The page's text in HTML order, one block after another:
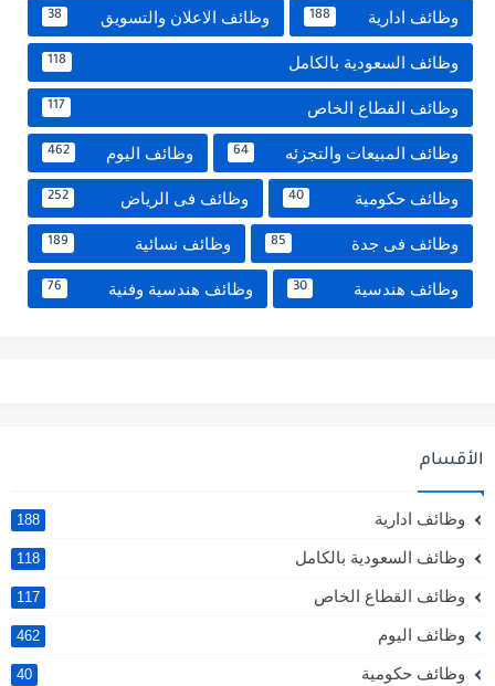
وظائف ادارية 188 وظائف الاعلان والتسويق 38
وظائف السعودية بالكامل 118
وظائف القطاع الخاص 117
وظائف المبيعات والتجزئه 64 وظائف اليوم 462
وظائف حكومية 40 وظائف فى الرياض 252
وظائف فى جدة 85 وظائف نسائية 189
وظائف هندسية 30 وظائف هندسية وفنية 76
الأقسام
وظائف ادارية 188
وظائف السعودية بالكامل 118
وظائف القطاع الخاص 117
وظائف اليوم 462
وظائف حكومية 40